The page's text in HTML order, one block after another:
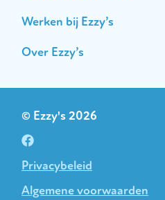
Werken bij Ezzy’s
Over Ezzy’s
© Ezzy's 2026
Privacybeleid
Algemene voorwaarden